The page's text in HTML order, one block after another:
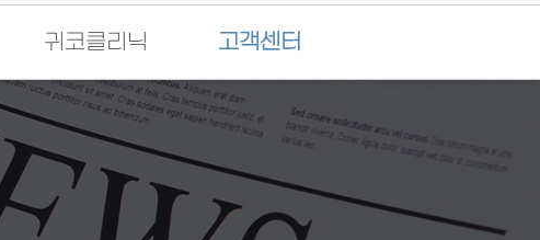
귀코클리닉 고객센터